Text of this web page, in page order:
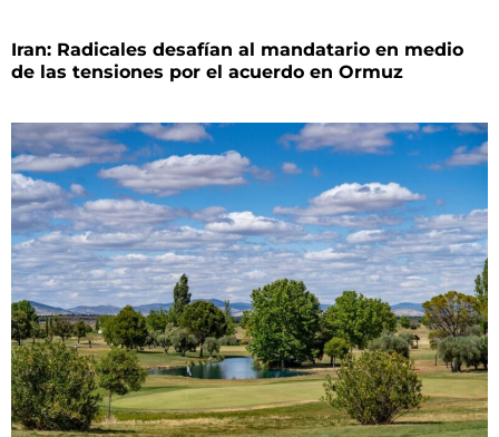
Iran: Radicales desafían al mandatario en medio
de las tensiones por el acuerdo en Ormuz